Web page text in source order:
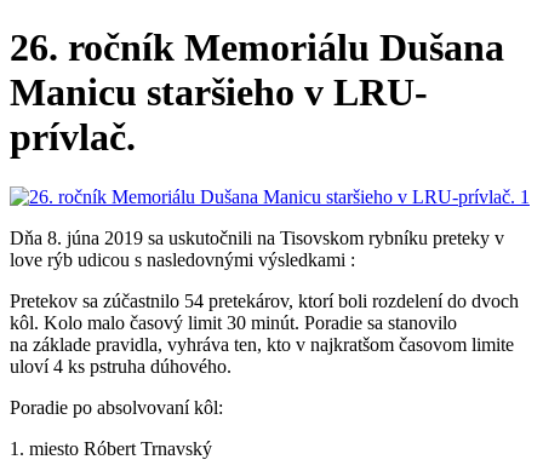
26. ročník Memoriálu Dušana
Manicu staršieho v LRU-
prívlač.
Dňa 8. júna 2019 sa uskutočnili na Tisovskom rybníku preteky v
love rýb udicou s nasledovnými výsledkami :
Pretekov sa zúčastnilo 54 pretekárov, ktorí boli rozdelení do dvoch
kôl. Kolo malo časový limit 30 minút. Poradie sa stanovilo
na základe pravidla, vyhráva ten, kto v najkratšom časovom limite
uloví 4 ks pstruha dúhového.
Poradie po absolvovaní kôl:
1. miesto Róbert Trnavský